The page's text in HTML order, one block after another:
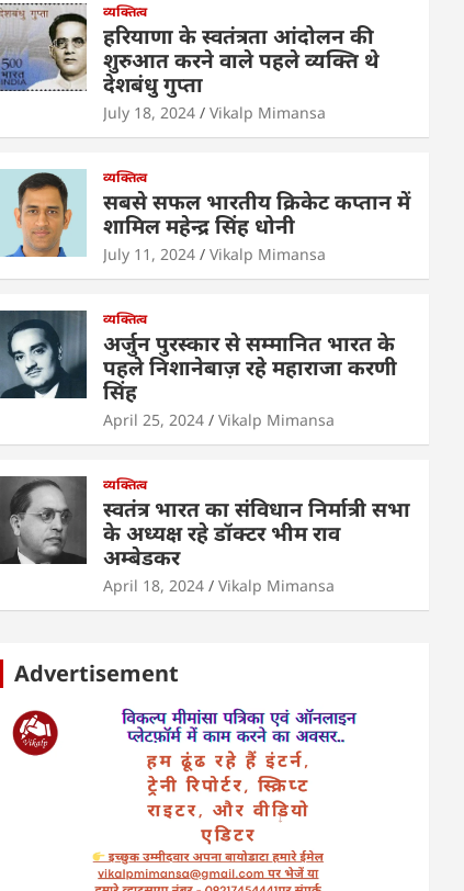
s
A
p
p
e
b
o
o
k
er e
dI
n
l e
व्यक्तित्व
हरियाणा के स्वतंत्रता आंदोलन की
शुरुआत करने वाले पहले व्यक्ति थे
देशबंधु गुप्ता
July 18, 2024 Vikalp Mimansa
व्यक्तित्व
सबसे सफल भारतीय क्रिकेट कप्तान में
शामिल महेन्द्र सिंह धोनी
July 11, 2024 Vikalp Mimansa
व्यक्तित्व
अर्जुन पुरस्कार से सम्मानित भारत के
पहले निशानेबाज़ रहे महाराजा करणी
सिंह
April 25, 2024 Vikalp Mimansa
व्यक्तित्व
स्वतंत्र भारत का संविधान निर्मात्री सभा
के अध्यक्ष रहे डॉक्टर भीम राव
अम्बेडकर
April 18, 2024 Vikalp Mimansa
Advertisement